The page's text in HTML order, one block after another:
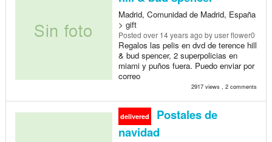
Madrid, Comunidad de Madrid, España
> gift
Posted over 14 years ago by user flower0
Regalos las pelis en dvd de terence hill
& bud spencer, 2 superpolicias en
miami y puños fuera. Puedo enviar por
correo
2917 views , 2 comments
delivered
Postales de
navidad